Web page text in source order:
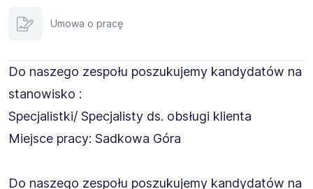
Umowa o pracę
Do naszego zespołu poszukujemy kandydatów na
stanowisko :
Specjalistki/ Specjalisty ds. obsługi klienta
Miejsce pracy: Sadkowa Góra
Do naszego zespołu poszukujemy kandydatów na